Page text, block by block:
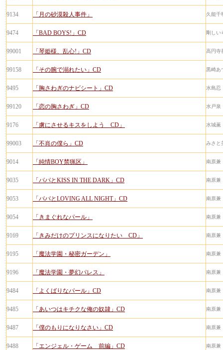
9134 「月の砂漠殺人事件」 久能千
9474 「BAD BOYS!」CD 剛しい
99001 「琴姫様、乱心!」CD 高円寺
99158 「その腕で溺れたい」CD 黒崎あ
9495 「胸さわぎのナビシート」CD 水島忍
99120 「恋の胸さわぎ」CD 水戸泉
9176 「虜にさせるキスをしよう CD」 水城薫
99003 「不肖の僕ら」CD みさと
9014 「純情BOY禁猟区」 南原兼
9035 「パパとKISS IN THE DARK」CD 南原兼
9053 「パパとLOVING ALL NIGHT」CD 南原兼
9054 「きまぐれなパール」 南原兼
9169 「きみだけのプリンスになりたい CD」 南原兼
9195 「魔法学園・秘密ガーデン」 南原兼
9196 「魔法学園・夢幻パレス」 南原兼
9484 「よくばりなパール」CD 南原兼
9485 「あいつはキチクな俺の奴隷」CD 南原兼
9487 「僕のもりになりなさい」CD 南原兼
9488 「エンジェル・ゲーム 前編」CD 南原兼